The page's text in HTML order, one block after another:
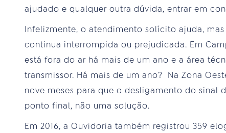
ajudado e qualquer outra dúvida, entrar em
Infelizmente, o atendimento solícito ajuda,
continua interrompida ou prejudicada. Em
está fora do ar há mais de um ano e a área
transmissor. Há mais de um ano? Na Zona
nove meses para que o desligamento do sinal
ponto final, não uma solução.
Em 2016, a Ouvidoria também registrou 359